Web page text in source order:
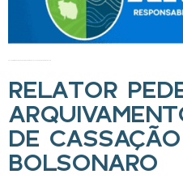
RELATOR
DE
BOLSONARO